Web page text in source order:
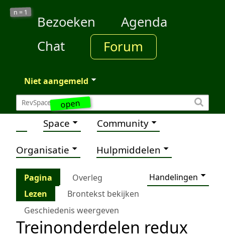
open
n = 1
Bezoeken
Agenda
Chat
Forum
Niet aangemeld
Space Community
Organisatie Hulpmiddelen
Pagina Overleg
Handelingen
Lezen
Brontekst bekijken
Geschiedenis weergeven
Treinonderdelen redux